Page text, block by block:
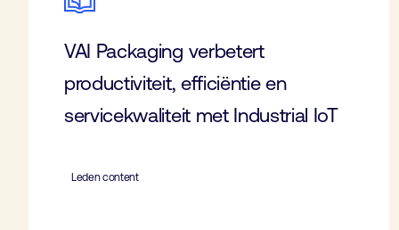
VAI Packaging verbetert
productiviteit, efficiëntie en
servicekwaliteit met Industrial IoT
Leden content